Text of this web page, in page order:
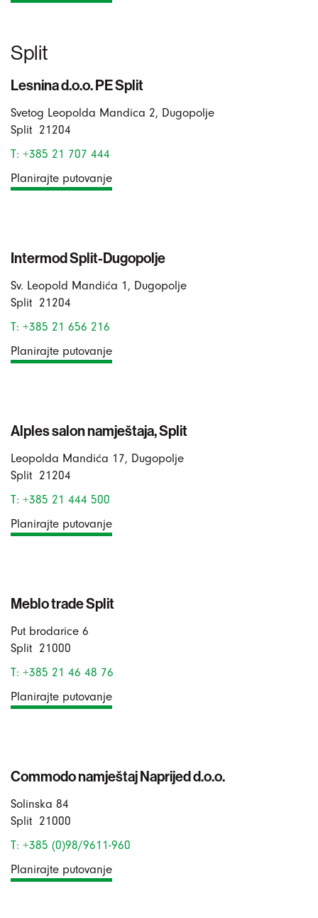
Split
Lesnina d.o.o. PE Split
Svetog Leopolda Mandica 2, Dugopolje
Split 21204
T: +385 21 707 444
Planirajte putovanje
Intermod Split-Dugopolje
Sv. Leopold Mandića 1, Dugopolje
Split 21204
T: +385 21 656 216
Planirajte putovanje
Alples salon namještaja, Split
Leopolda Mandića 17, Dugopolje
Split 21204
T: +385 21 444 500
Planirajte putovanje
Meblo trade Split
Put brodarice 6
Split 21000
T: +385 21 46 48 76
Planirajte putovanje
Commodo namještaj Naprijed d.o.o.
Solinska 84
Split 21000
T: +385 (0)98/9611-960
Planirajte putovanje